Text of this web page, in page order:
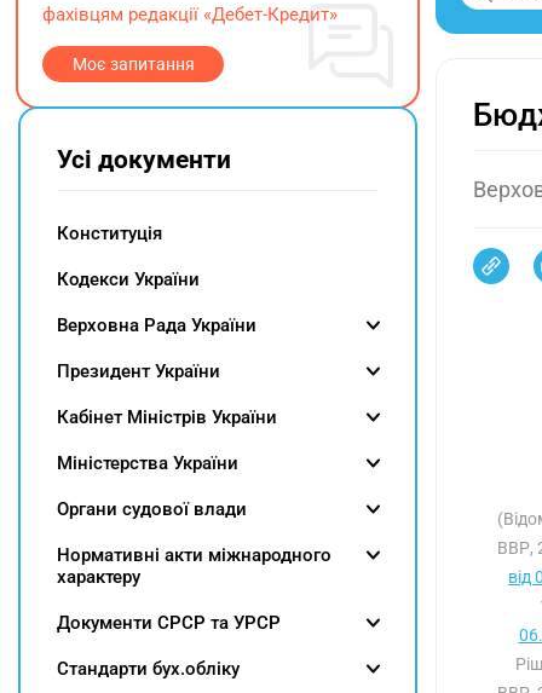
ВВР,
від
фахівцям редакції «Дебет-Кредит»
Моє запитання
Усі документи
Конституція
Кодекси України
Верховна Рада України
Президент України
Кабінет Міністрів України
Міністерства України
Органи судової влади
Нормативні акти міжнародного
характеру
Документи СРСР та УРСР
Cтандарти бух.обліку